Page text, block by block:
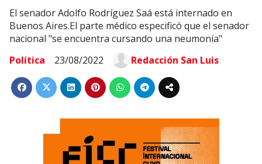
El senador Adolfo Rodríguez Saá está internado en
Buenos Aires.El parte médico especificó que el senador
nacional "se encuentra cursando una neumonía"
Política
23/08/2022 Redacción San Luis